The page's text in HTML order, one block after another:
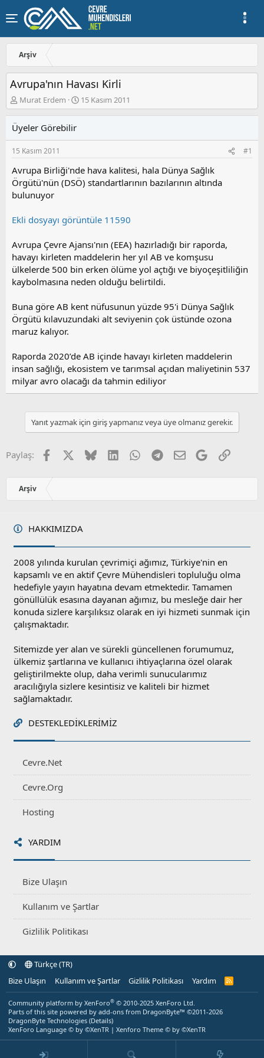
Arşiv
Avrupa'nın Havası Kirli
K
o
u
y
u
a
ş
l
t
a
Murat Erdem
B
a
a
ı
ç
r
i
i
15 Kasım 2011
Üyeler Görebilir
15 Kasım 2011 #1
Avrupa Birliği'nde hava kalitesi, hala Dünya Sağlık
Örgütü'nün (DSÖ) standartlarının bazılarının altında
bulunuyor
Ekli dosyayı görüntüle 11590
Avrupa Çevre Ajansı'nın (EEA) hazırladığı bir raporda,
havayı kirleten maddelerin her yıl AB ve komşusu
ülkelerde 500 bin erken ölüme yol açtığı ve biyoçeşitliliğin
kaybolmasına neden olduğu belirtildi.
Buna göre AB kent nüfusunun yüzde 95'i Dünya Sağlık
Örgütü kılavuzundaki alt seviyenin çok üstünde ozona
maruz kalıyor.
Raporda 2020’de AB içinde havayı kirleten maddelerin
insan sağlığı, ekosistem ve tarımsal açıdan maliyetinin 537
milyar avro olacağı da tahmin ediliyor
Yanıt yazmak için giriş yapmanız veya üye olmanız gerekir.
Paylaş: Facebook BlueskyLinkedInWhatsApp
Telegram
E-postaGoogleLink
Arşiv
HAKKIMIZDA
2008 yılında kurulan çevrimiçi ağımız, Türkiye'nin en
kapsamlı ve en aktif Çevre Mühendisleri topluluğu olma
hedefiyle yayın hayatına devam etmektedir. Tamamen
gönüllülük esasına dayanan ağımız, bu mesleğe dair her
konuda sizlere karşılıksız olarak en iyi hizmeti sunmak için
çalışmaktadır.
Sitemizde yer alan ve sürekli güncellenen forumumuz,
ülkemiz şartlarına ve kullanıcı ihtiyaçlarına özel olarak
geliştirilmekte olup, daha verimli sunucularımız
aracılığıyla sizlere kesintisiz ve kaliteli bir hizmet
sağlamaktadır.
DESTEKLEDIKLERIMIZ
Cevre.Net
Cevre.Org
Hosting
YARDIM
Bize Ulaşın
Kullanım ve Şartlar
Gizlilik Politikası
Türkçe (TR)
Bize Ulaşın
Kullanım ve Şartlar Gizlilik Politikası Yardım
R
Community platform by XenForo® © 2010-2025 XenForo Ltd.
Parts of this site powered by add-ons from DragonByte™ ©2011-2026
DragonByte Technologies (Details)
XenForo Language © by ©XenTR | Xenforo Theme © by ©XenTR